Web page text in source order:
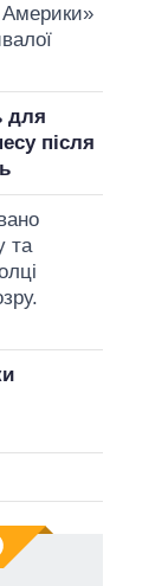
Америки»
для
після
та